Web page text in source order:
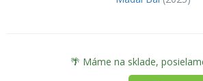
🌴 Máme na sklade,